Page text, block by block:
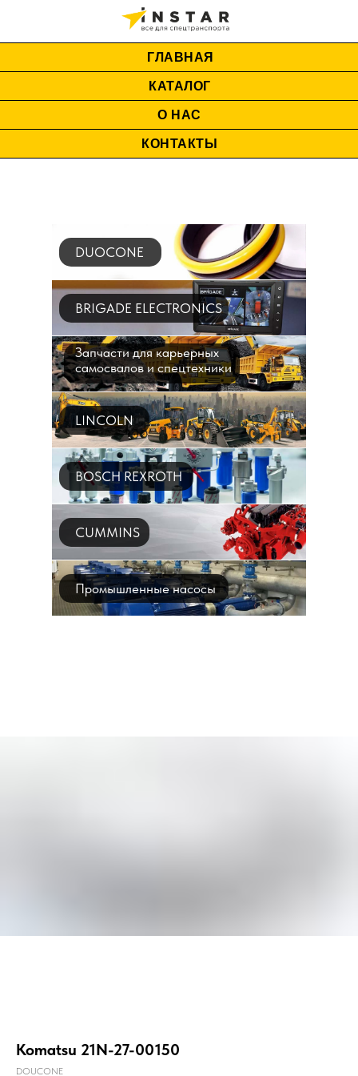
ГЛАВНАЯ
КАТАЛОГ
О НАС
КОНТАКТЫ
DUOCONE
BRIGADE ELECTRONICS
Запчасти для карьерных
самосвалов и спецтехники
LINCOLN
BOSCH REXROTH
CUMMINS
Промышленные насосы
Komatsu 21N-27-00150
DOUCONE